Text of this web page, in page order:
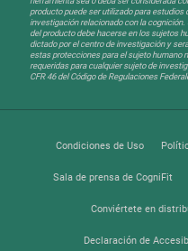
producto puede ser utilizado para
investigación relacionado con la
del producto debe hacerse en los sujetos
dictado por el centro de investigación y
estas protecciones para el sujeto humano
requeridas para cualquier sujeto de
CFR 46 del Código de Regulaciones
Condiciones de Uso
Sala de prensa de CogniFit
Conviértete en
Declaración de